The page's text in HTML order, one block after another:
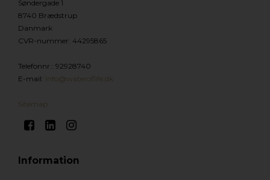
Søndergade 1
8740 Brædstrup
Danmark
CVR-nummer: 44295865
Telefonnr.: 92928740
E-mail: Info@wateroflife.dk
Sitemap
Information